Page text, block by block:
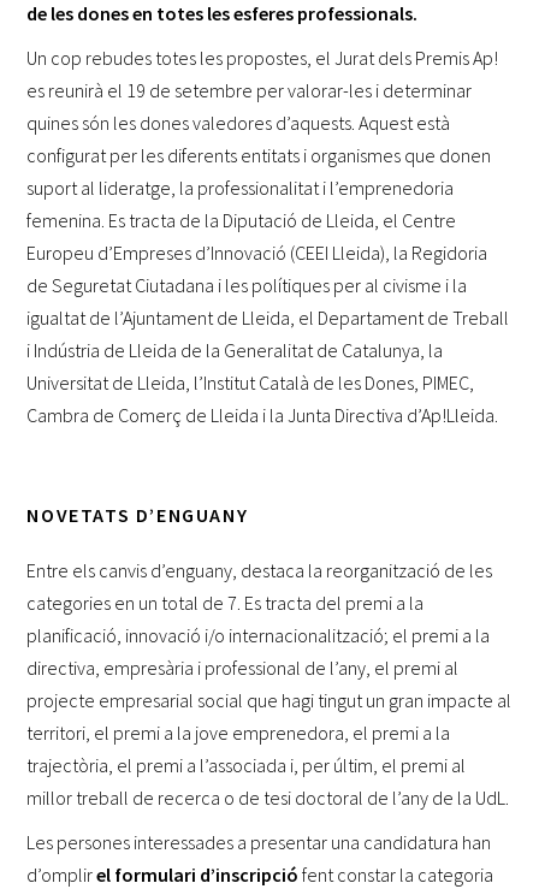
de les dones en totes les esferes professionals.
Un cop rebudes totes les propostes, el Jurat dels Premis Ap!
es reunirà el 19 de setembre per valorar-les i determinar
quines són les dones valedores d’aquests. Aquest està
configurat per les diferents entitats i organismes que donen
suport al lideratge, la professionalitat i l’emprenedoria
femenina. Es tracta de la Diputació de Lleida, el Centre
Europeu d’Empreses d’Innovació (CEEI Lleida), la Regidoria
de Seguretat Ciutadana i les polítiques per al civisme i la
igualtat de l’Ajuntament de Lleida, el Departament de Treball
i Indústria de Lleida de la Generalitat de Catalunya, la
Universitat de Lleida, l’Institut Català de les Dones, PIMEC,
Cambra de Comerç de Lleida i la Junta Directiva d’Ap!Lleida.
NOVETATS D’ENGUANY
Entre els canvis d’enguany, destaca la reorganització de les
categories en un total de 7. Es tracta del premi a la
planificació, innovació i/o internacionalització; el premi a la
directiva, empresària i professional de l’any, el premi al
projecte empresarial social que hagi tingut un gran impacte al
territori, el premi a la jove emprenedora, el premi a la
trajectòria, el premi a l’associada i, per últim, el premi al
millor treball de recerca o de tesi doctoral de l’any de la UdL.
Les persones interessades a presentar una candidatura han
d’omplirel formulari d’inscripció fent constar la categoria